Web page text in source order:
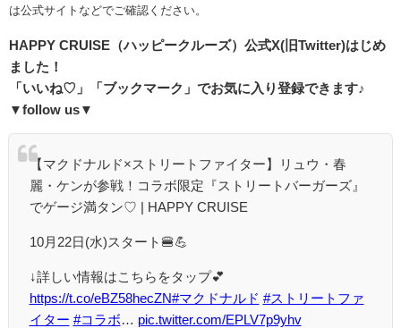
は公式サイトなどでご確認ください。
HAPPY CRUISE（ハッピークルーズ） 公式X( 旧Twitter)はじめ
ました！
「いいね♡」「ブックマーク」でお気に入り登録できます♪
▼follow us▼
【マクドナルド×ストリートファイター】リュウ・春
麗・ケンが参戦！コラボ限定『ストリートバーガーズ』
でゲージ満タン♡ | HAPPY CRUISE
10月22日(水)スタート🍔💪
↓詳しい情報はこちらをタップ💕
https://t.co/eBZ58hecZN#マクドナルド #ストリートファ
イター #コラボ … pic.twitter.com/EPLV7p9yhv